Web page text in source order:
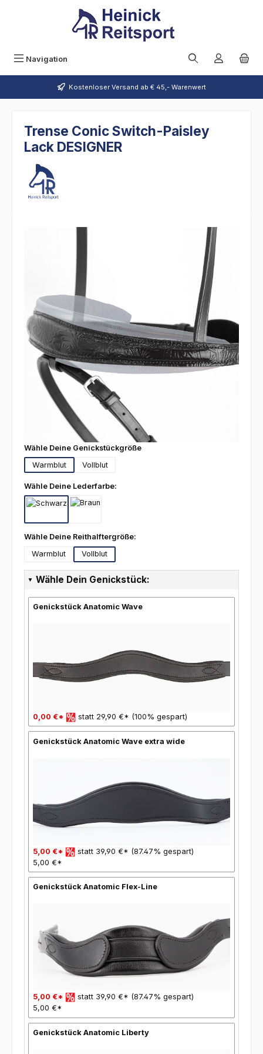
Zum Hauptinhalt springen
Navigation
Kostenloser Versand ab € 45,- Warenwert
Trense Conic Switch-Paisley
Lack DESIGNER
Wähle Deine Genickstückgrößeauswählen
Warmblut
Vollblut
Wähle Deine Lederfarbe:
Wähle Deine Reithalftergröße:
Warmblut
Vollblut
Wähle Dein Genickstück:
Genickstück Anatomic Wave
0,00 €* statt 29,90 €* (100% gespart)
Genickstück Anatomic Wave extra wide
5,00 €*
statt 39,90 €* (87.47% gespart)
5,00 €*
Genickstück Anatomic Flex-Line
5,00 €*
statt 39,90 €* (87.47% gespart)
5,00 €*
Genickstück Anatomic Liberty